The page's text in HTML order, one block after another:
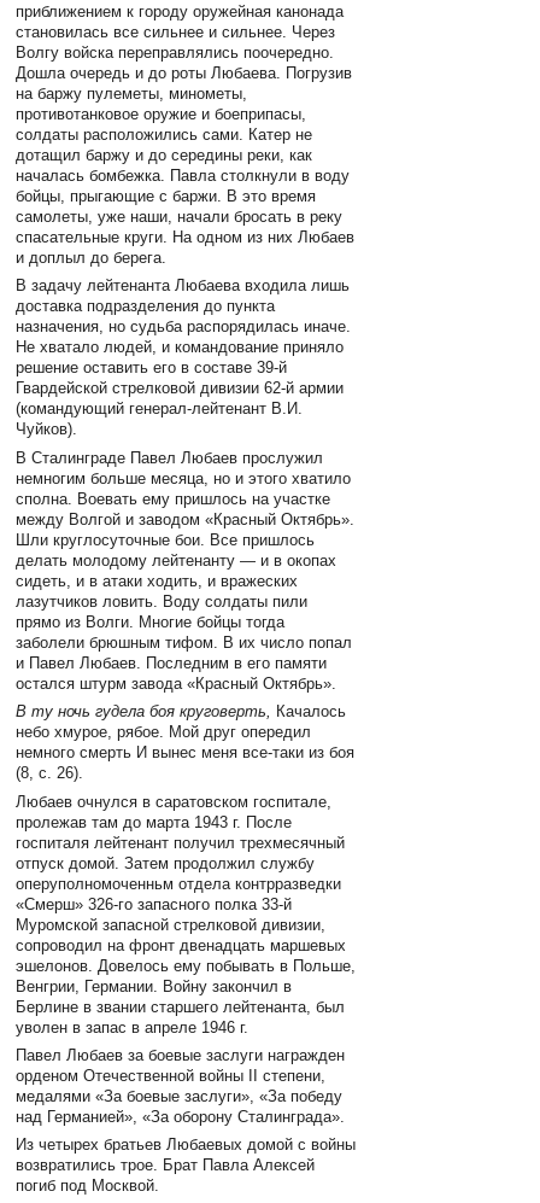
приближением к городу оружейная канонада
становилась все сильнее и сильнее. Через
Волгу войска переправлялись поочередно.
Дошла очередь и до роты Любаева. Погрузив
на баржу пулеметы, минометы,
противотанковое оружие и боеприпасы,
солдаты расположились сами. Катер не
дотащил баржу и до середины реки, как
началась бомбежка. Павла столкнули в воду
бойцы, прыгающие с баржи. В это время
самолеты, уже наши, начали бросать в реку
спасательные круги. На одном из них Любаев
и доплыл до берега.
В задачу лейтенанта Любаева входила лишь
доставка подразделения до пункта
назначения, но судьба распорядилась иначе.
Не хватало людей, и командование приняло
решение оставить его в составе 39-й
Гвардейской стрелковой дивизии 62-й армии
(командующий генерал-лейтенант В.И.
Чуйков).
В Сталинграде Павел Любаев прослужил
немногим больше месяца, но и этого хватило
сполна. Воевать ему пришлось на участке
между Волгой и заводом «Красный Октябрь».
Шли круглосуточные бои. Все пришлось
делать молодому лейтенанту — и в окопах
сидеть, и в атаки ходить, и вражеских
лазутчиков ловить. Воду солдаты пили
прямо из Волги. Многие бойцы тогда
заболели брюшным тифом. В их число попал
и Павел Любаев. Последним в его памяти
остался штурм завода «Красный Октябрь».
В ту ночь гудела боя круговерть, Качалось
небо хмурое, рябое. Мой друг опередил
немного смерть И вынес меня все-таки из боя
(8, c. 26).
Любаев очнулся в саратовском госпитале,
пролежав там до марта 1943 г. После
госпиталя лейтенант получил трехмесячный
отпуск домой. Затем продолжил службу
оперуполномоченньм отдела контрразведки
«Смерш» 326-го запасного полка 33-й
Муромской запасной стрелковой дивизии,
сопроводил на фронт двенадцать маршевых
эшелонов. Довелось ему побывать в Польше,
Венгрии, Германии. Войну закончил в
Берлине в звании старшего лейтенанта, был
уволен в запас в апреле 1946 г.
Павел Любаев за боевые заслуги награжден
орденом Отечественной войны II степени,
медалями «За боевые заслуги», «За победу
над Германией», «За оборону Сталинграда».
Из четырех братьев Любаевых домой с войны
возвратились трое. Брат Павла Алексей
погиб под Москвой.